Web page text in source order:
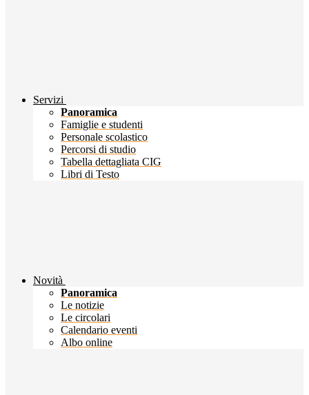
Servizi
Panoramica
Famiglie e studenti
Personale scolastico
Percorsi di studio
Tabella dettagliata CIG
Libri di Testo
Novità
Panoramica
Le notizie
Le circolari
Calendario eventi
Albo online